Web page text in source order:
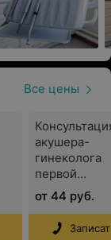
диагностики
опытом
зарубежных
гарантией
Минска, в
и
Все цены
акушера-
гинеколога
первой
категории
от 44 руб.